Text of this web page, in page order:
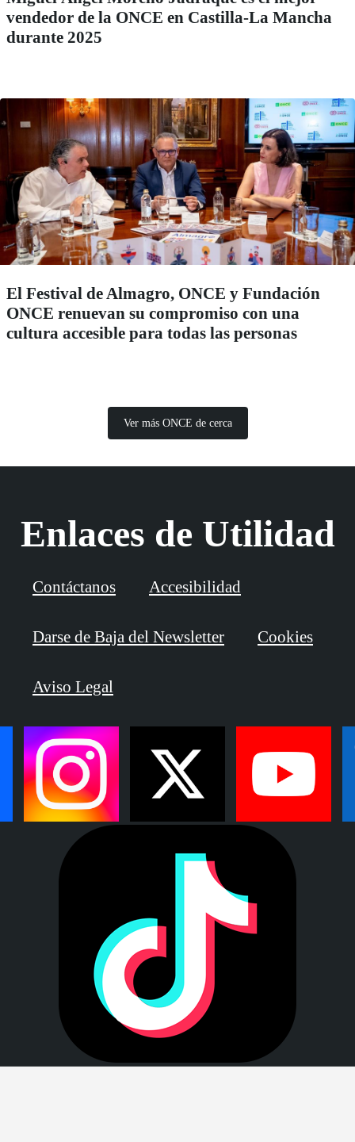
vendedor de la ONCE en Castilla-La Mancha
durante 2025
El Festival de Almagro, ONCE y Fundación
ONCE renuevan su compromiso con una
cultura accesible para todas las personas
Ver más ONCE de cerca
Enlaces de Utilidad
Contáctanos Accesibilidad
Darse de Baja del Newsletter Cookies
Aviso Legal